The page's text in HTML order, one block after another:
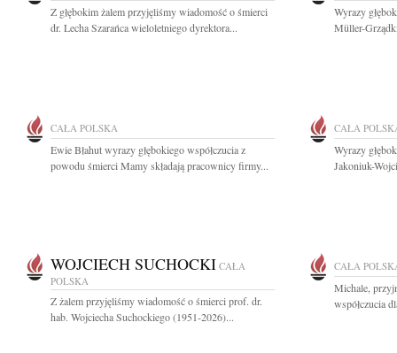
Z głębokim żalem przyjęliśmy wiadomość o śmierci
dr. Lecha Szarańca wieloletniego dyrektora...
Wyrazy
Müller-
CAŁA POLSKA
Ewie Błahut wyrazy głębokiego współczucia z
powodu śmierci Mamy składają pracownicy firmy...
CAŁA
Wyrazy
Jakoniuk-
WOJCIECH SUCHOCKI CAŁA
POLSKA
Z żalem przyjęliśmy wiadomość o śmierci prof. dr.
hab. Wojciecha Suchockiego (1951-2026)...
CAŁA
Michale,
współczucia